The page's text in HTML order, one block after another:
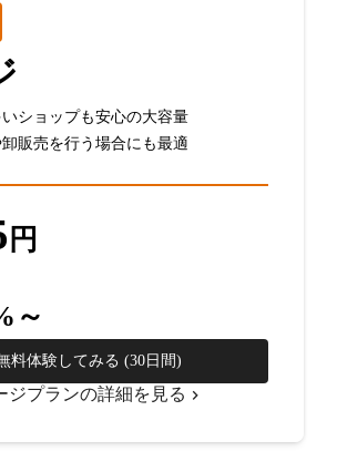
ショップも安心の大容量
販売を行う場合にも最適
円
～
料体験してみる (30日間)
ジプランの詳細を見る